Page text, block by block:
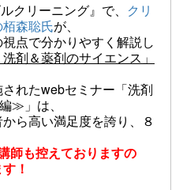
クリーニング』で、 クリ
森聡氏が、
点で分かりやすく解説し
剤＆薬剤のサイエンス」
れたwebセミナー「洗剤
≫」は、
ら高い満足度を誇り、８
師も控えておりますの
！